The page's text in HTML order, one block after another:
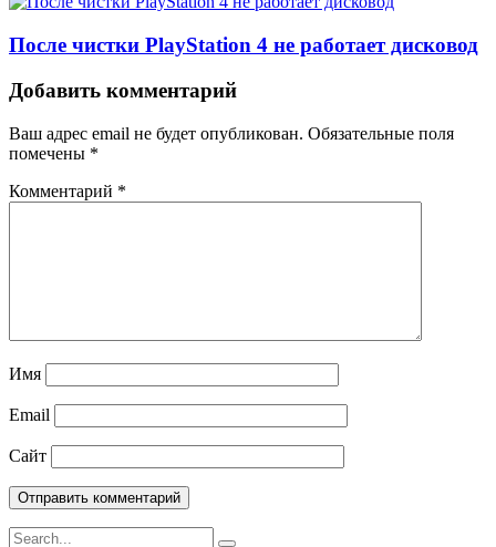
После чистки PlayStation 4 не работает дисковод
Добавить комментарий
Ваш адрес email не будет опубликован. Обязательные поля
помечены *
Комментарий *
Имя
Email
Сайт